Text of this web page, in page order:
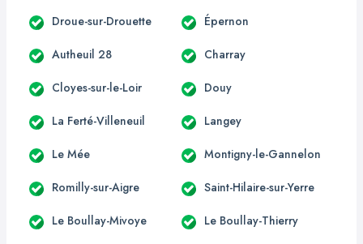
Droue-sur-Drouette Épernon
Autheuil 28 Charray
Cloyes-sur-le-Loir Douy
La Ferté-Villeneuil Langey
Le Mée Montigny-le-Gannelon
Romilly-sur-Aigre Saint-Hilaire-sur-Yerre
Le Boullay-Mivoye Le Boullay-Thierry